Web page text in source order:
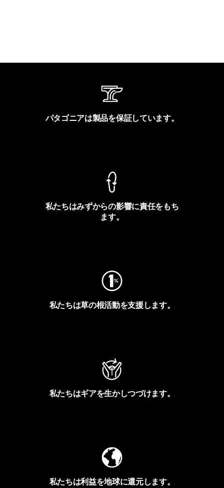
パタゴニアは製品を保証しています。
私たちはみずからの影響に責任をもち
ます。
私たちは草の根活動を支援します。
私たちはギアを生かしつづけます。
私たちは利益を地球に還元します。